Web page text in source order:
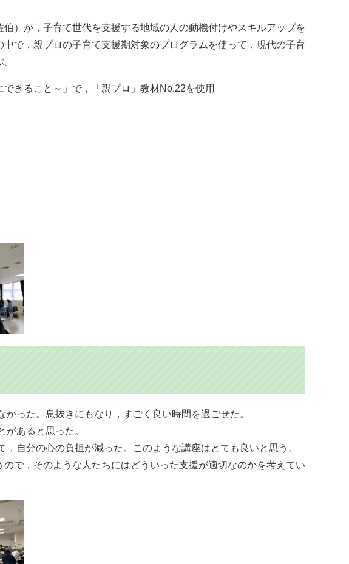
）が，子育て世代を支援する地域の人の動機付けやスキルアップを
で，親プロの子育て支援期対象のプログラムを使って，現代の子育
きること～」で，「親プロ」教材No.22を使用
った。息抜きにもなり，すごく良い時間を過ごせた。
があると思った。
自分の心の負担が減った。このような講座はとても良いと思う。
で，そのような人たちにはどういった支援が適切なのかを考えてい